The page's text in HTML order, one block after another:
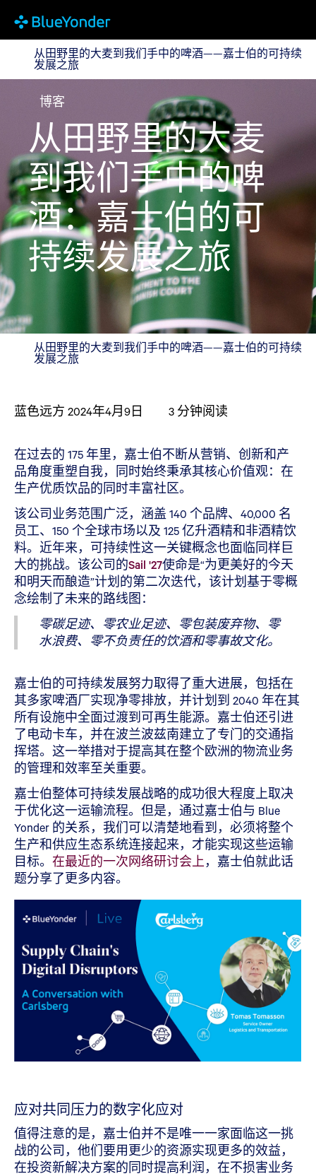
从田野里的大麦到我们手中的啤酒——嘉士伯的可持续发
从田野里的大麦到我们手中的啤酒——嘉士伯的可持续
发展之旅
博客
从田野里的大麦
到我们手中的啤
酒：嘉士伯的可
持续发展之旅
从田野里的大麦到我们手中的啤酒——嘉士伯的可持续
发展之旅
蓝色远方 2024年4月9日 3 分钟阅读
在过去的 175 年里，嘉士伯不断从营销、创新和产
品角度重塑自我，同时始终秉承其核心价值观：在
生产优质饮品的同时丰富社区。
该公司业务范围广泛，涵盖 140 个品牌、40,000 名
员工、150 个全球市场以及 125 亿升酒精和非酒精饮
料。近年来，可持续性这一关键概念也面临同样巨
大的挑战。该公司的Sail '27使命是“为更美好的今天
和明天而酿造”计划的第二次迭代，该计划基于零概
念绘制了未来的路线图：
零碳足迹、零农业足迹、零包装废弃物、零
水浪费、零不负责任的饮酒和零事故文化。
嘉士伯的可持续发展努力取得了重大进展，包括在
其多家啤酒厂实现净零排放，并计划到 2040 年在其
所有设施中全面过渡到可再生能源。嘉士伯还引进
了电动卡车，并在波兰波兹南建立了专门的交通指
挥塔。这一举措对于提高其在整个欧洲的物流业务
的管理和效率至关重要。
嘉士伯整体可持续发展战略的成功很大程度上取决
于优化这一运输流程。但是，通过嘉士伯与 Blue
Yonder 的关系，我们可以清楚地看到，必须将整个
生产和供应生态系统连接起来，才能实现这些运输
目标。 在最近的一次网络研讨会上 ，嘉士伯就此话
题分享了更多内容。
应对共同压力的数字化应对
值得注意的是，嘉士伯并不是唯一一家面临这一挑
战的公司，他们要用更少的资源实现更多的效益，
在投资新解决方案的同时提高利润，在不损害业务